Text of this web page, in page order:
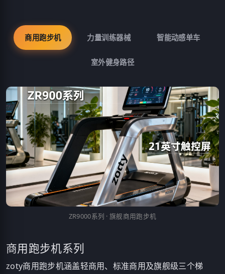
商用跑步机 力量训练器械 智能动感单车
室外健身路径
ZR9000系列 · 旗舰商用跑步机
商用跑步机系列
zoty商用跑步机涵盖轻商用、标准商用及旗舰级三个梯